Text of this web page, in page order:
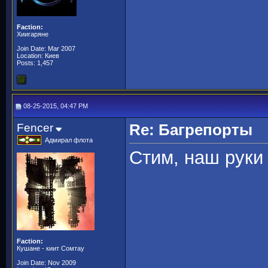
Faction:
Хиигаряне
Join Date: Mar 2007
Location: Киев
Posts: 1,457
08-25-2015, 04:47 PM
Fencer
Адмирал флота
Faction:
Кушане - киит Сомтау
Join Date: Nov 2009
Re: Багрепорты
Стим, наш